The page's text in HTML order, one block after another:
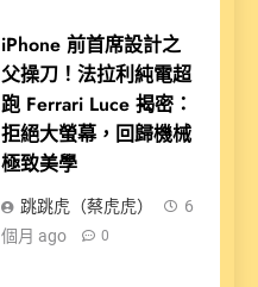
iPhone 前首席設計之
父操刀！法拉利純電超
跑 Ferrari Luce 揭密：
拒絕大螢幕，回歸機械
極致美學
跳跳虎（蔡虎虎）
6
個月 ago
0